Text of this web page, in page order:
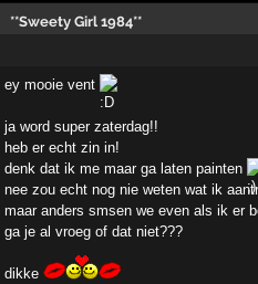
**Sweety Girl 1984**
ey mooie vent
ja word super zaterdag!!
heb er echt zin in!
denk dat ik me maar ga laten painten
nee zou echt nog nie weten wat ik
maar anders smsen we even als ik er
ga je al vroeg of dat niet???
dikke